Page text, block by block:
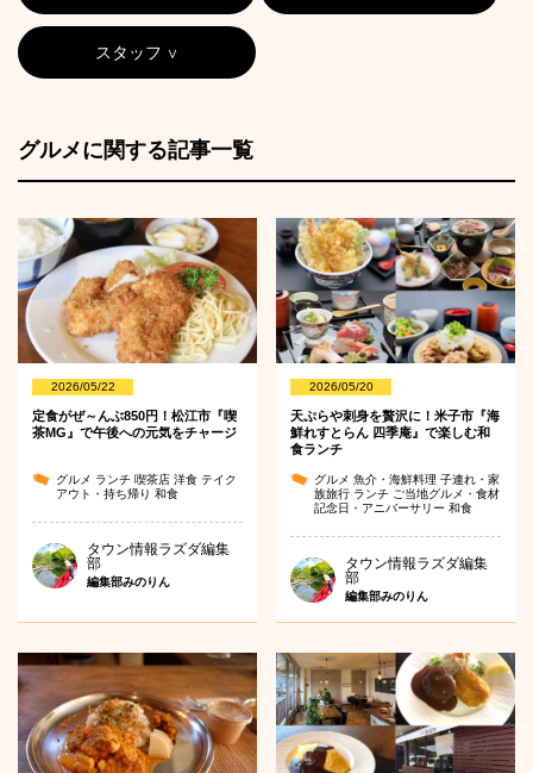
スタッフ
グルメに関する記事一覧
2026/05/22
定食がぜ～んぶ850円！松江市『喫
茶MG』で午後への元気をチャージ
グルメ ランチ 喫茶店 洋食 テイク
アウト・持ち帰り 和食
タウン情報ラズダ編集
部
編集部みのりん
2026/05/20
天ぷらや刺身を贅沢に！米子市『海
鮮れすとらん 四季庵』で楽しむ和
食ランチ
グルメ魚介・海鮮料理子連れ・家
族旅行 ランチ ご当地グルメ・食材
記念日・アニバーサリー和食
タウン情報ラズダ編集
部
編集部みのりん